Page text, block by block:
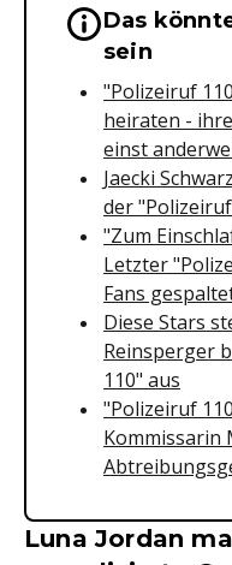
Wichtige
Das
sein
"Polizeiruf
heiraten -
einst
Jaecki
der
"Zum
Letzter
Fans
Diese Stars
Reinsperger
110" aus
"Polizeiruf
Kommissarin
Luna Jordan